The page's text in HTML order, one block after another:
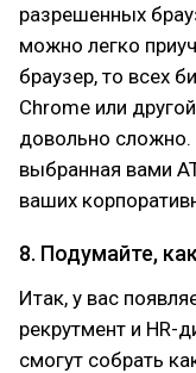
разрешенных
можно легко
браузер, то всех
Chrome или
довольно сложно.
выбранная вами
ваших
8. Подумайте,
Итак, у вас
рекрутмент и HR-
смогут собрать